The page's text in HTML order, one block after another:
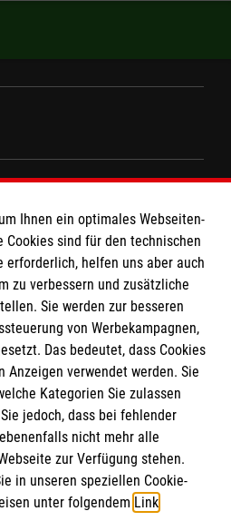
Hilfsdienst e.V.
Ihnen ein optimales Webseiten-
Cookies sind für den technischen
erforderlich, helfen uns aber auch
zu verbessern und zusätzliche
Sie werden zur besseren
von Werbekampagnen,
Das bedeutet, dass Cookies
Anzeigen verwendet werden. Sie
Kategorien Sie zulassen
jedoch, dass bei fehlender
nicht mehr alle
zur Verfügung stehen.
in unseren speziellen Cookie-
unter folgendem Link.